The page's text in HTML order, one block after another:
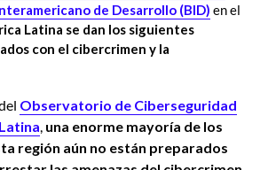
de Desarrollo (BID) en el
Latina se dan los siguientes
con el cibercrimen y la
Observatorio de Ciberseguridad
, una enorme mayoría de los
región aún no están preparados